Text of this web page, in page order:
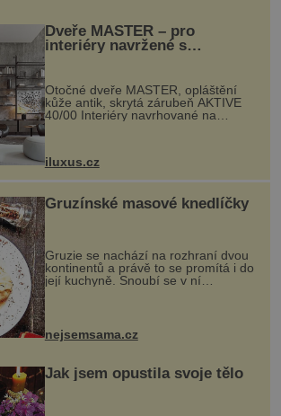
Dveře MASTER – pro
interiéry navržené s
rozumem i vášní!
Otočné dveře MASTER, opláštění
kůže antik, skrytá zárubeň AKTIVE
40/00 Interiéry navrhované na
zakázku často vyžadují atypické
rozměry nejen nábytku, ale i
dnes umož...
iluxus.cz
Gruzínské masové knedlíčky
Gruzie se nachází na rozhraní dvou
kontinentů a právě to se promítá i do
její kuchyně. Snoubí se v ní
evropské a asijské chutě a díky tomu
pokrmy, které rozhodně st...
nejsemsama.cz
Jak jsem opustila svoje tělo